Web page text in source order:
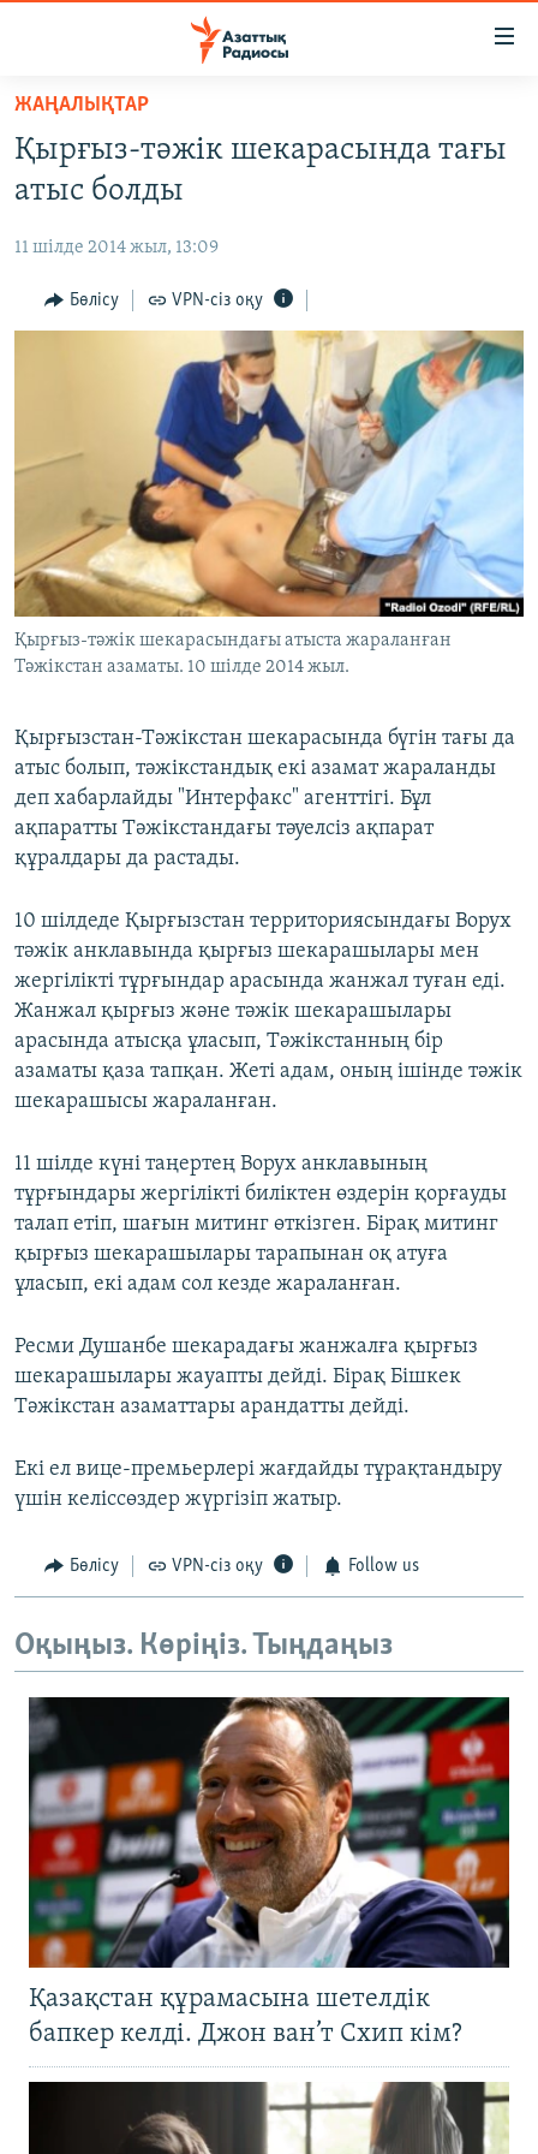
Skip
main
content
to
Navigation
Skip
САЯСАТ
ҚАҢТАР ОҚИҒАСЫ
АДАМ ҚҰҚЫҚТАРЫ
АРНАЙЫ ЖОБАЛАР
ЖАЗЫЛЫҢЫЗ
Басқа тілдерде
ЖАҢАЛЫҚТАР
Қырғыз-тәжік шекарасында тағы
атыс болды
11 шілде 2014 жыл, 13:09
Бөлісу VPN-сіз оқу
Қырғыз-тәжік шекарасындағы атыста жараланған
Тәжікстан азаматы. 10 шілде 2014 жыл.
Қырғызстан-Тәжікстан шекарасында бүгін тағы да
атыс болып, тәжікстандық екі азамат жараланды
деп хабарлайды "Интерфакс" агенттігі. Бұл
ақпаратты Тәжікстандағы тәуелсіз ақпарат
құралдары да растады.
10 шілдеде Қырғызстан территориясындағы Ворух
тәжік анклавында қырғыз шекарашылары мен
жергілікті тұрғындар арасында жанжал туған еді.
Жанжал қырғыз және тәжік шекарашылары
арасында атысқа ұласып, Тәжікстанның бір
азаматы қаза тапқан. Жеті адам, оның ішінде тәжік
шекарашысы жараланған.
11 шілде күні таңертең Ворух анклавының
тұрғындары жергілікті биліктен өздерін қорғауды
талап етіп, шағын митинг өткізген. Бірақ митинг
қырғыз шекарашылары тарапынан оқ атуға
ұласып, екі адам сол кезде жараланған.
Ресми Душанбе шекарадағы жанжалға қырғыз
шекарашылары жауапты дейді. Бірақ Бішкек
Тәжікстан азаматтары арандатты дейді.
Екі ел вице-премьерлері жағдайды тұрақтандыру
үшін келіссөздер жүргізіп жатыр.
Бөлісу VPN-сіз оқу Follow us
Оқыңыз. Көріңіз. Тыңдаңыз
Қазақстан құрамасына шетелдік
бапкер келді. Джон ван’т Схип кім?